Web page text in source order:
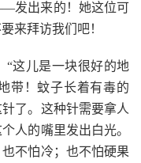
出来的！她这位可
来拜访我们吧！
这儿是一块很好的地
带！蚊子长着有毒的
了。这种针需要拿人
人的嘴里发出白光。
不怕冷；也不怕硬果